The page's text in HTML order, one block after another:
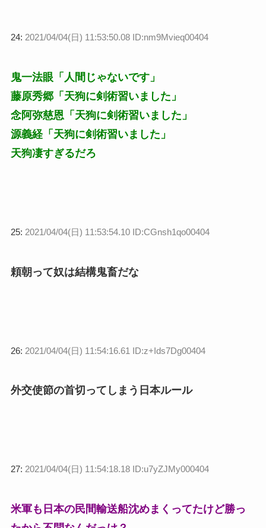
24: 2021/04/04(日) 11:53:50.08 ID:nm9Mvieq00404
鬼一法眼「人間じゃないです」
藤原秀郷「天狗に剣術習いました」
念阿弥慈恩「天狗に剣術習いました」
源義経「天狗に剣術習いました」
天狗凄すぎるだろ
25: 2021/04/04(日) 11:53:54.10 ID:CGnsh1qo00404
頼朝って奴は結構鬼畜だな
26: 2021/04/04(日) 11:54:16.61 ID:z+Ids7Dg00404
外交使節の首切ってしまう日本ルール
27: 2021/04/04(日) 11:54:18.18 ID:u7yZJMy000404
米軍も日本の民間輸送船沈めまくってたけど勝っ